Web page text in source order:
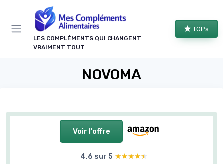
LES COMPLÉMENTS QUI CHANGENT
VRAIMENT TOUT
TOPs
NOVOMA
Voir l'offre
4,6 sur 5 ★★★★★
★★★★★
Panneau de gestion des cookies